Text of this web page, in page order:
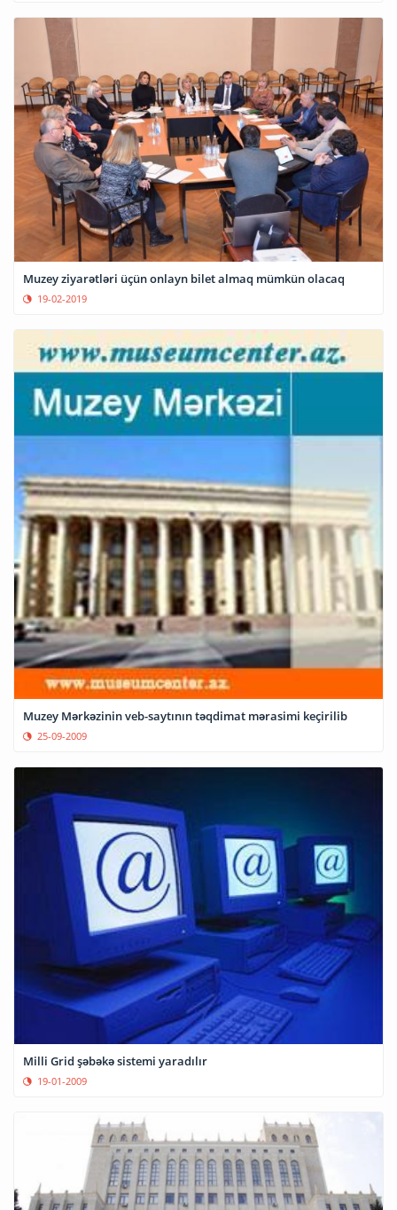
Muzey ziyarətləri üçün onlayn bilet almaq mümkün olacaq
19-02-2019
Muzey Mərkəzinin veb-saytının təqdimat mərasimi keçirilib
25-09-2009
Milli Grid şəbəkə sistemi yaradılır
19-01-2009